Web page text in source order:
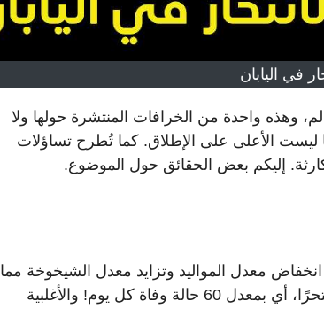
في اليابان
وهذه واحدة من الخرافات المنتشرة حولها ولا
ليست الأعلى على الإطلاق. كما تُطرح تساؤلات
إليكم بعض الحقائق حول الموضوع.
انخفاض معدل المواليد وتزايد معدل الشيخوخة مما
يهدد استمرارية الشعب. ففي عام 2020، توفي 21081 شخصًا منتحرًا، أي بمعدل 60 حالة وفاة كل يوم! والأغلبية